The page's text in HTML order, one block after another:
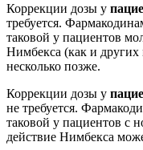
Коррекции дозы у
требуется.
таковой у пациентов
Нимбекса (как и других
несколько позже.
Коррекции дозы у
не требуется.
таковой у пациентов с
действие Нимбекса